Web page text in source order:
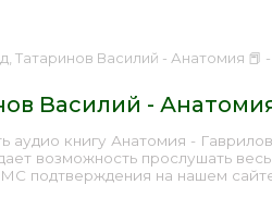
Василий - Анатомия 📕 - Книга
Василий -
книгу Анатомия -
возможность прослушать весь
подтверждения на нашем